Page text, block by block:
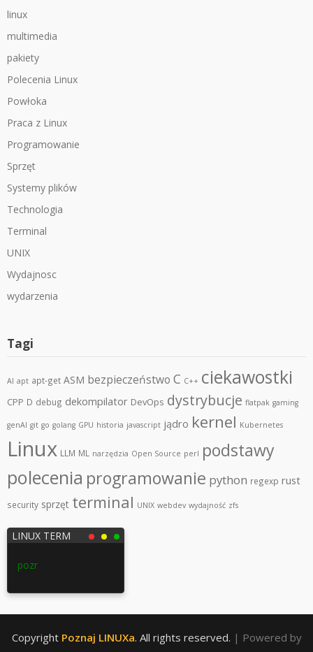
linux
multimedia
pakiety
Polecenia Linux
Powłoka
Praca z Linux
Programowanie
Sprzęt
Systemy plików
Technologia
Terminal
UNIX
Wydajnosc
wydarzenia
Tagi
AI apt apt-get ASM bezpieczeństwo C C++ ciekawostki
CPP D debug dekompilator DevOps dystrybucje flatpak gaming
genAI git go golang GPU historia javascript jądro kernel Kubernetes
Linux LLM ML narzędzia Open Source perl podstawy
polecenia programowanie python regexp rust
security sprzęt terminal UNIX webdev wydajność zfs
LINUX TERM
poznajlinuxa.pl
Copyright Poznaj LINUXa. All rights reserved. | Powered by